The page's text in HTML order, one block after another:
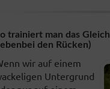
trainiert man das
den Rücken)
wir auf einem
Untergrund